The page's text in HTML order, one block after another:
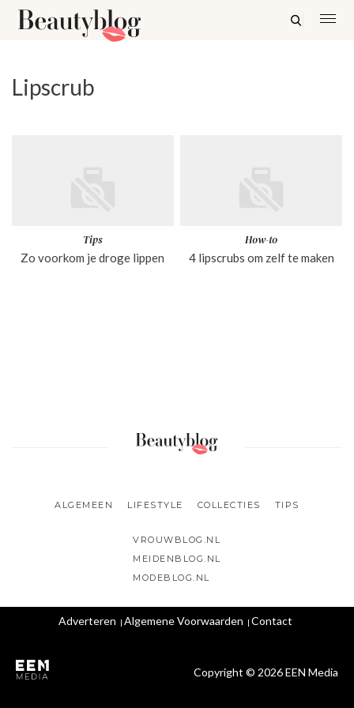
Lipscrub
Tips
Zo voorkom je droge lippen
How-to
4 lipscrubs om zelf te maken
ALGEMEEN LIFESTYLE COLLECTIES TIPS
VROUWBLOG.NL
MEIDENBLOG.NL
MODEBLOG.NL
Copyright © 2026 EEN Media
Adverteren Algemene Voorwaarden Contact